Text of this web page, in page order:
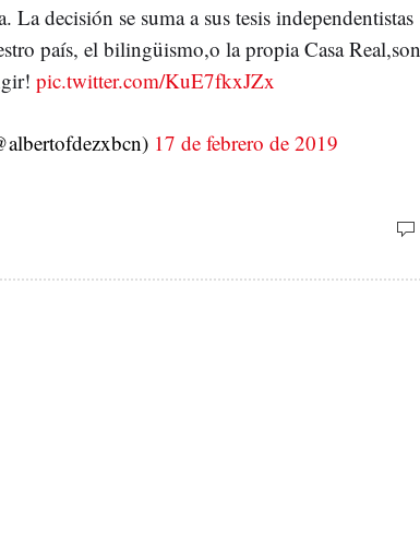
La decisión se suma a sus tesis independentistas
país, el bilingüismo,o la propia Casa Real,son
pic.twitter.com/KuE7fkxJZx
17 de febrero de 2019